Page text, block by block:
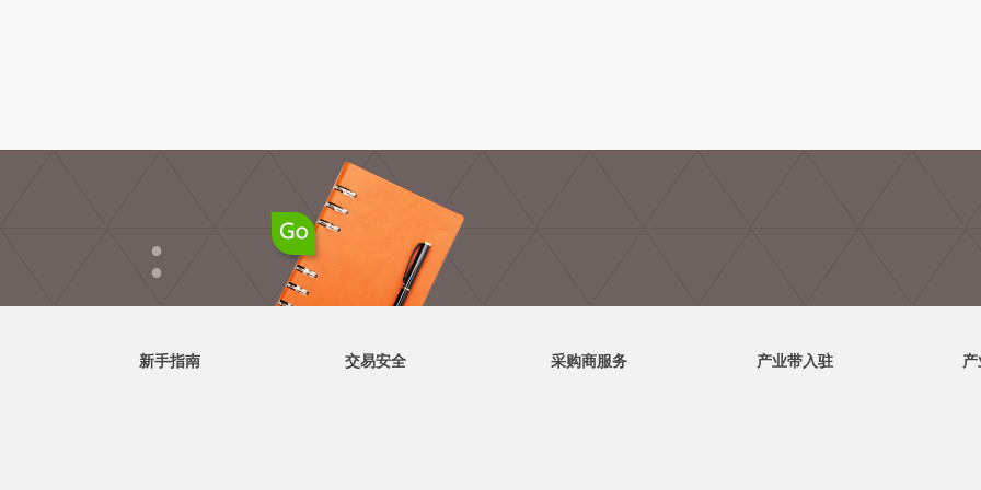
●
●
新手指南 交易安全 采购商服务 产业带入驻